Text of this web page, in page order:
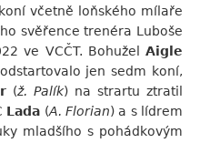
včetně loňského mílaře
svěřence trenéra Luboše
ve VCČT. Bohužel Aigle
jen sedm koní,
(ž. Palík) na strartu ztratil
Lada (A. Florian) a s lídrem
mladšího s pohádkovým